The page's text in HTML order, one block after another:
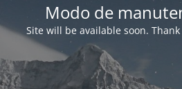
Modo de
Site will be available soon.